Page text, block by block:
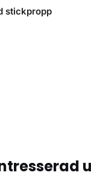
stickpropp